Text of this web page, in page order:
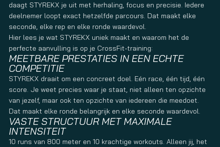
daagt STYREKX je uit met herhaling, focus en precisie. Iedere
deelnemer loopt exact hetzelfde parcours. Dat maakt elke
seconde, elke rep en elke ronde waardevol.
Hier lees je wat STYREKX uniek maakt en waarom het de
perfecte aanvulling is op je CrossFit-training:
MEETBARE PRESTATIES IN EEN ECHTE
COMPETITIE
STYREKX draait om een concreet doel. Eén race, één tijd, één
score. Je weet precies waar je staat, niet alleen ten opzichte
van jezelf, maar ook ten opzichte van iedereen die meedoet.
Dat maakt elke ronde belangrijk en elke seconde waardevol.
VASTE STRUCTUUR MET MAXIMALE
INTENSITEIT
10 runs van 800 meter en 10 krachtige workouts. Alleen jij, het